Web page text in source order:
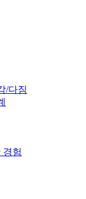
/다짐
경험